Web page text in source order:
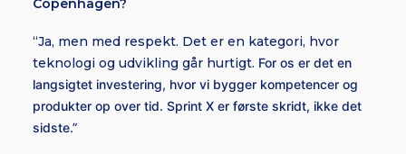
Copenhagen?
“Ja, men med respekt. Det er en kategori, hvor
teknologi og udvikling går hurtigt. For os er det en
langsigtet investering, hvor vi bygger kompetencer og
produkter op over tid. Sprint X er første skridt, ikke det
sidste.”